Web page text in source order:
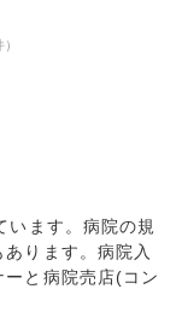
います。病院の規
ります。病院入
と病院売店(コン